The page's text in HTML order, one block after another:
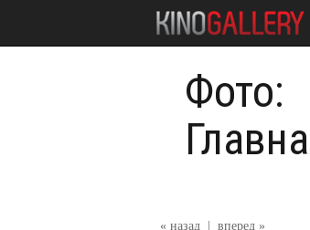
Фото:
« назад вперед »